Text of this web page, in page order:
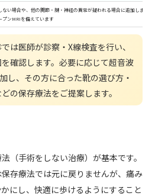
ない場合や、他の関節・腱・神経の異常が疑われる場合に追加します。
プンMRIを備えています
は医師が診察・X線検査を行い、
確認します。必要に応じて超音波
し、その方に合った靴の選び方・
の保存療法をご提案します。
（手術をしない治療）が基本です。
存療法では元に戻りませんが、痛み
にし、快適に歩けるようにすること